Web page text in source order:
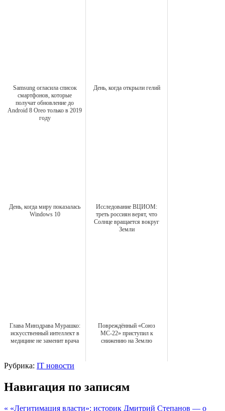
Samsung огласила список
смартфонов, которые
получат обновление до
Android 8 Oreo только в 2019
году
День, когда открыли гелий
День, когда миру показалась
Windows 10
Исследование ВЦИОМ:
треть россиян верят, что
Солнце вращается вокруг
Земли
Глава Минздрава Мурашко:
искусственный интеллект в
медицине не заменит врача
Повреждённый «Союз
МС-22» приступил к
снижению на Землю
Рубрика: IT новости
Навигация по записям
« «Легитимация власти»: историк Дмитрий Степанов — о